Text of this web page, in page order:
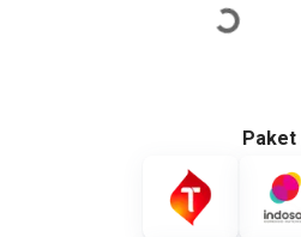
Loading...
Paket